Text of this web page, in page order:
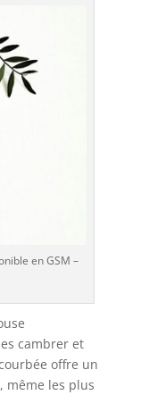
en GSM –
cambrer et
offre un
même les plus